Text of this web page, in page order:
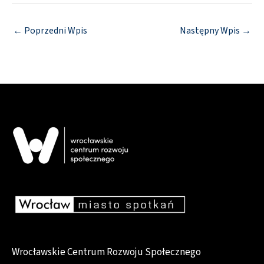
i
← Poprzedni Wpis Następny Wpis →
Wrocławskie Centrum Rozwoju Społecznego